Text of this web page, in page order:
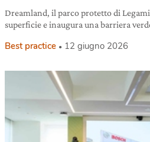
Dreamland, il parco protetto di
superficie e inaugura una barriera
Best practice 12 giugno 2026